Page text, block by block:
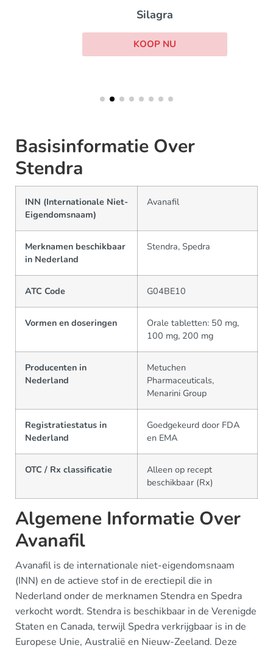
Silagra
KOOP NU
Basisinformatie Over
Stendra
INN (Internationale Niet-
Eigendomsnaam)
Avanafil
Merknamen beschikbaar
in Nederland
Stendra, Spedra
ATC Code G04BE10
Vormen en doseringen
Orale tabletten: 50 mg,
100 mg, 200 mg
Producenten in
Nederland
Metuchen
Pharmaceuticals,
Menarini Group
Registratiestatus in
Nederland
Goedgekeurd door FDA
en EMA
OTC / Rx classificatie
Alleen op recept
beschikbaar (Rx)
Algemene Informatie Over
Avanafil
Avanafil is de internationale niet-eigendomsnaam
(INN) en de actieve stof in de erectiepil die in
Nederland onder de merknamen Stendra en Spedra
verkocht wordt. Stendra is beschikbaar in de Verenigde
Staten en Canada, terwijl Spedra verkrijgbaar is in de
Europese Unie, Australië en Nieuw-Zeeland. Deze